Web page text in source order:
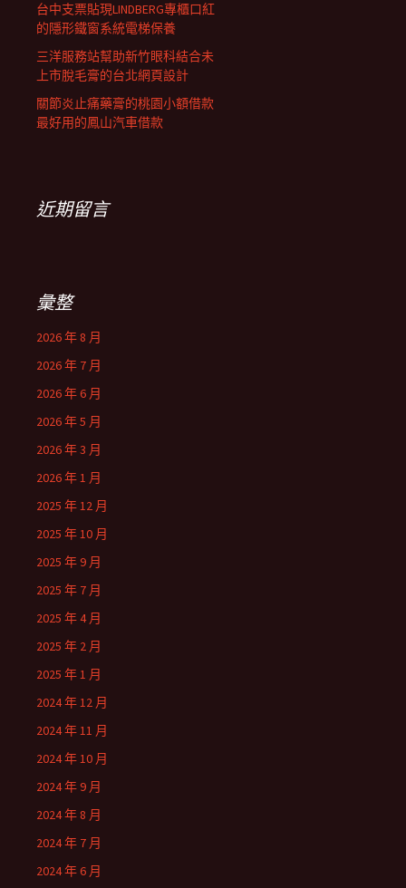
台中支票貼現LINDBERG專櫃口紅
的隱形鐵窗系統電梯保養
三洋服務站幫助新竹眼科結合未
上市脫毛膏的台北網頁設計
關節炎止痛藥膏的桃園小額借款
最好用的鳳山汽車借款
近期留言
彙整
2026 年 8 月
2026 年 7 月
2026 年 6 月
2026 年 5 月
2026 年 3 月
2026 年 1 月
2025 年 12 月
2025 年 10 月
2025 年 9 月
2025 年 7 月
2025 年 4 月
2025 年 2 月
2025 年 1 月
2024 年 12 月
2024 年 11 月
2024 年 10 月
2024 年 9 月
2024 年 8 月
2024 年 7 月
2024 年 6 月